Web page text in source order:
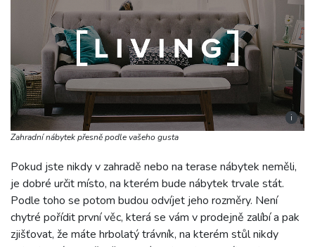
i
Zahradní nábytek přesně podle vašeho gusta
Pokud jste nikdy v zahradě nebo na terase nábytek neměli,
je dobré určit místo, na kterém bude nábytek trvale stát.
Podle toho se potom budou odvíjet jeho rozměry. Není
chytré pořídit první věc, která se vám v prodejně zalíbí a pak
zjišťovat, že máte hrbolatý trávník, na kterém stůl nikdy